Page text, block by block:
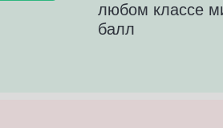
любом классе
балл